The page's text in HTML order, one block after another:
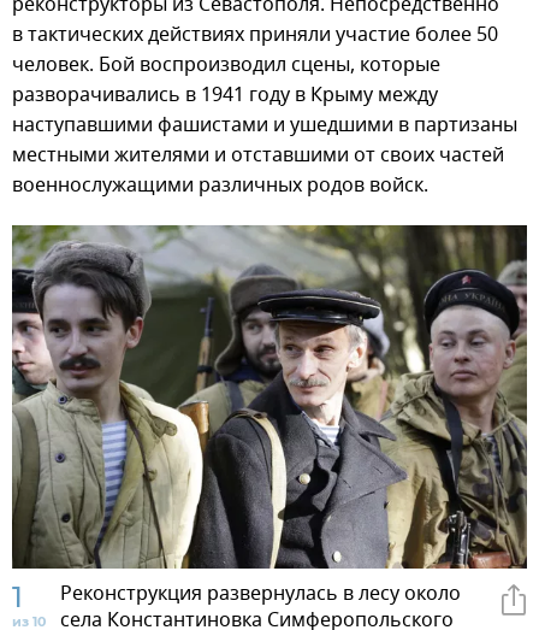
в тактических действиях приняли участие более 50
человек. Бой воспроизводил сцены, которые
разворачивались в 1941 году в Крыму между
наступавшими фашистами и ушедшими в партизаны
местными жителями и отставшими от своих частей
военнослужащими различных родов войск.
1
из 10
Реконструкция развернулась в лесу около
села Константиновка Симферопольского